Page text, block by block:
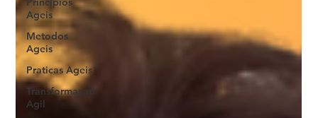
Ageis
Metodos
Ageis
Praticas Ageis
Transformacao
Agil